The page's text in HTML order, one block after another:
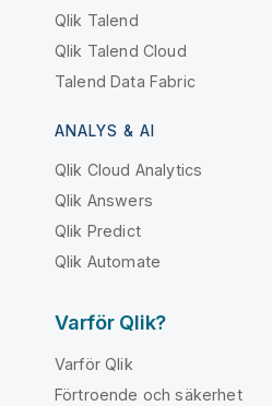
Qlik Talend
Qlik Talend Cloud
Talend Data Fabric
ANALYS & AI
Qlik Cloud Analytics
Qlik Answers
Qlik Predict
Qlik Automate
Varför Qlik?
Varför Qlik
Förtroende och säkerhet